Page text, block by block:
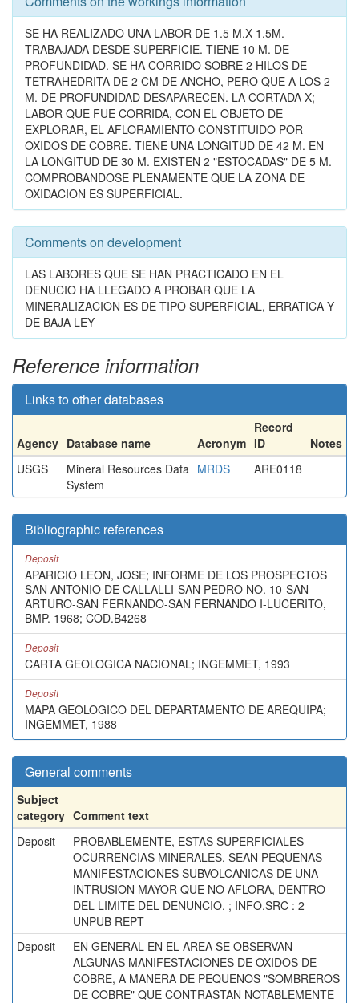
SE HA REALIZADO UNA LABOR DE 1.5 M.X 1.5M.
TRABAJADA DESDE SUPERFICIE. TIENE 10 M. DE
PROFUNDIDAD. SE HA CORRIDO SOBRE 2 HILOS DE
TETRAHEDRITA DE 2 CM DE ANCHO, PERO QUE A LOS 2
M. DE PROFUNDIDAD DESAPARECEN. LA CORTADA X;
LABOR QUE FUE CORRIDA, CON EL OBJETO DE
EXPLORAR, EL AFLORAMIENTO CONSTITUIDO POR
OXIDOS DE COBRE. TIENE UNA LONGITUD DE 42 M. EN
LA LONGITUD DE 30 M. EXISTEN 2 "ESTOCADAS" DE 5 M.
COMPROBANDOSE PLENAMENTE QUE LA ZONA DE
OXIDACION ES SUPERFICIAL.
Comments on development
LAS LABORES QUE SE HAN PRACTICADO EN EL
DENUCIO HA LLEGADO A PROBAR QUE LA
MINERALIZACION ES DE TIPO SUPERFICIAL, ERRATICA Y
DE BAJA LEY
Reference information
Links to other databases
Agency Database name Acronym
Record
ID
Notes
USGS
Mineral Resources Data
System
MRDS ARE0118
Bibliographic references
Deposit
APARICIO LEON, JOSE; INFORME DE LOS PROSPECTOS
SAN ANTONIO DE CALLALLI-SAN PEDRO NO. 10-SAN
ARTURO-SAN FERNANDO-SAN FERNANDO I-LUCERITO,
BMP. 1968; COD.B4268
Deposit
CARTA GEOLOGICA NACIONAL; INGEMMET, 1993
Deposit
MAPA GEOLOGICO DEL DEPARTAMENTO DE AREQUIPA;
INGEMMET, 1988
General comments
Subject
category Comment text
Deposit
PROBABLEMENTE, ESTAS SUPERFICIALES
OCURRENCIAS MINERALES, SEAN PEQUENAS
MANIFESTACIONES SUBVOLCANICAS DE UNA
INTRUSION MAYOR QUE NO AFLORA, DENTRO
DEL LIMITE DEL DENUNCIO. ; INFO.SRC : 2
UNPUB REPT
Deposit
EN GENERAL EN EL AREA SE OBSERVAN
ALGUNAS MANIFESTACIONES DE OXIDOS DE
COBRE, A MANERA DE PEQUENOS "SOMBREROS
DE COBRE" QUE CONTRASTAN NOTABLEMENTE